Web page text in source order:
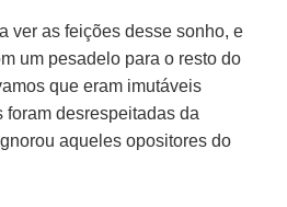
ver as feições desse sonho, e
um pesadelo para o resto do
que eram imutáveis
foram desrespeitadas da
aqueles opositores do